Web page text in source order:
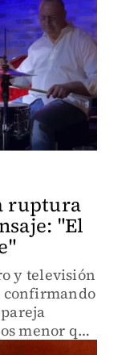
ruptura
"El
y televisión
confirmando
menor que